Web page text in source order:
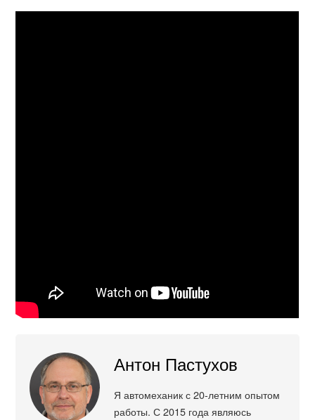
Антон Пастухов
Я автомеханик с 20-летним опытом
работы. С 2015 года являюсь